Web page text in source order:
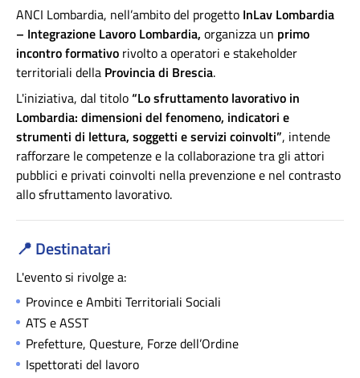
ANCI Lombardia, nell’ambito del progetto InLav Lombardia
– Integrazione Lavoro Lombardia, organizza un primo
incontro formativo rivolto a operatori e stakeholder
territoriali della Provincia di Brescia.
L'iniziativa, dal titolo“Lo sfruttamento lavorativo in
Lombardia: dimensioni del fenomeno, indicatori e
strumenti di lettura, soggetti e servizi coinvolti”, intende
rafforzare le competenze e la collaborazione tra gli attori
pubblici e privati coinvolti nella prevenzione e nel contrasto
allo sfruttamento lavorativo.
📍Destinatari
L'evento si rivolge a:
Province e Ambiti Territoriali Sociali
ATS e ASST
Prefetture, Questure, Forze dell’Ordine
Ispettorati del lavoro